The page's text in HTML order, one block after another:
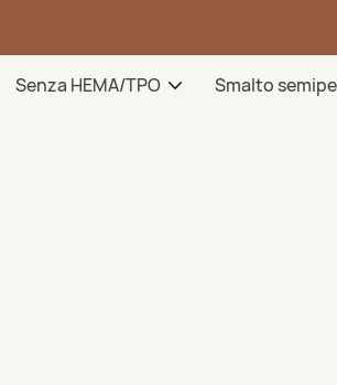
Senza HEMA/TPO Smalto